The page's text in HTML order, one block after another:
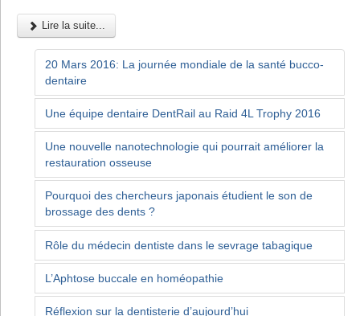
Lire la suite...
20 Mars 2016: La journée mondiale de la santé bucco-
dentaire
Une équipe dentaire DentRail au Raid 4L Trophy 2016
Une nouvelle nanotechnologie qui pourrait améliorer la
restauration osseuse
Pourquoi des chercheurs japonais étudient le son de
brossage des dents ?
Rôle du médecin dentiste dans le sevrage tabagique
L’Aphtose buccale en homéopathie
Réflexion sur la dentisterie d’aujourd’hui